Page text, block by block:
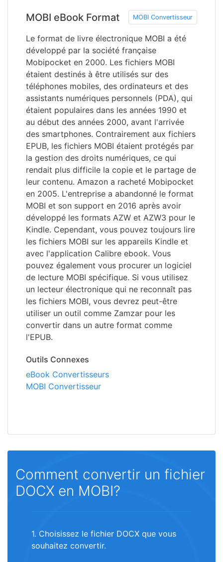
MOBI eBook Format MOBI Convertisseur
Le format de livre électronique MOBI a été
développé par la société française
Mobipocket en 2000. Les fichiers MOBI
étaient destinés à être utilisés sur des
téléphones mobiles, des ordinateurs et des
assistants numériques personnels (PDA), qui
étaient populaires dans les années 1990 et
au début des années 2000, avant l'arrivée
des smartphones. Contrairement aux fichiers
EPUB, les fichiers MOBI étaient protégés par
la gestion des droits numériques, ce qui
rendait plus difficile la copie et le partage de
leur contenu. Amazon a racheté Mobipocket
en 2005. L'entreprise a abandonné le format
MOBI et son support en 2016 après avoir
développé les formats AZW et AZW3 pour le
Kindle. Cependant, vous pouvez toujours lire
les fichiers MOBI sur les appareils Kindle et
avec l'application Calibre ebook. Vous
pouvez également vous procurer un logiciel
de lecture MOBI spécifique. Si vous utilisez
un lecteur électronique qui ne reconnaît pas
les fichiers MOBI, vous devrez peut-être
utiliser un outil comme Zamzar pour les
convertir dans un autre format comme
l'EPUB.
Outils Connexes
eBook Convertisseurs
MOBI Convertisseur
Comment convertir un fichier
DOCX en MOBI?
1. Choisissez le fichier DOCX que vous
souhaitez convertir.